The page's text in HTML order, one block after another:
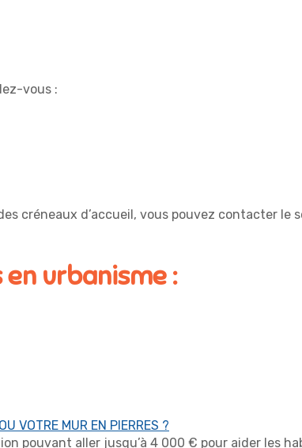
vous :
créneaux d’accueil, vous pouvez contacter
urbanisme :
VOTRE MUR EN PIERRES ?
pouvant aller jusqu’à 4 000 € pour aider les